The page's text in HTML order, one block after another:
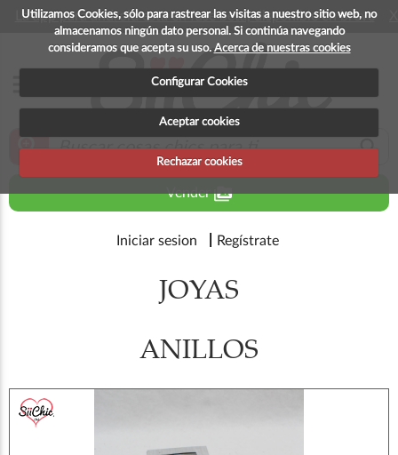
Utilizamos Cookies, sólo para rastrear las visitas a nuestro sitio web, no
almacenamos ningún dato personal. Si continúa navegando
consideramos que acepta su uso. Acerca de nuestras cookies
Configurar Cookies
Aceptar cookies
Rechazar cookies
La app para android esta en fase beta, disponible en breve
zoom_in search
Venderperm_media
Iniciar sesion Regístrate
JOYAS
ANILLOS